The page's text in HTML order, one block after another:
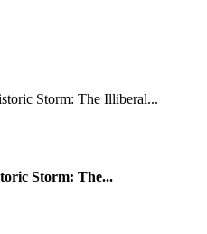
Storm: The Illiberal...
Storm: The...